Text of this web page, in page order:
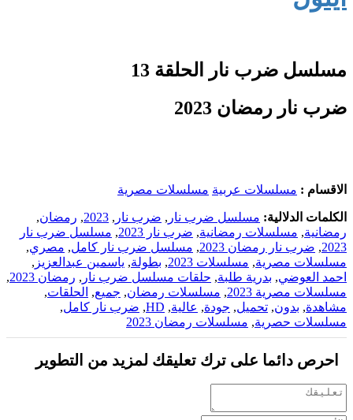
مسلسل ضرب نار الحلقة 13
ضرب نار رمضان 2023
الاقسام : مسلسلات عربية مسلسلات مصرية
الكلمات الدلالية: مسلسل ضرب نار , ضرب نار ,
2023
, رمضان,
رمضانية, مسلسلات رمضانية, ضرب نار 2023 , مسلسل ضرب نار
2023
, ضرب نار رمضان 2023 , مسلسل ضرب نار كامل, مصري,
مسلسلات مصرية, مسلسلات 2023 , بطولة, ياسمين عبدالعزيز ,
احمد العوضي, بدرية طلبة, حلقات مسلسل ضرب نار , رمضان 2023
,
مسلسلات مصرية 2023
, مسلسلات رمضان, جميع, الحلقات,
مشاهدة, بدون, تحميل, جودة, عالية,
HD
, ضرب نار كامل,
مسلسلات حصرية, مسلسلات رمضان 2023
احرص دائما على ترك تعليقك لمزيد من التطوير